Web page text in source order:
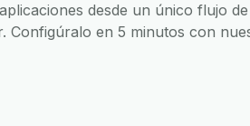
desde un único flujo de
Configúralo en 5 minutos con